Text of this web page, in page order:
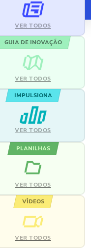
VER TODOS
GUIA DE INOVAÇÃO
VER TODOS
IMPULSIONA
VER TODOS
PLANILHAS
VER TODOS
VÍDEOS
VER TODOS